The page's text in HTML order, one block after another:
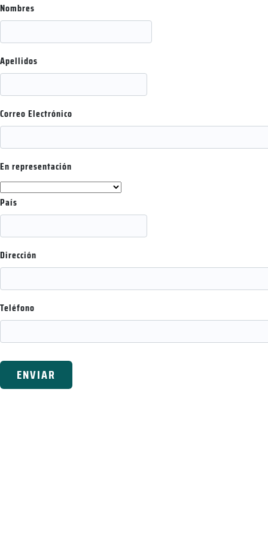
Nombres
Apellidos
Correo Electrónico
En representación
País
Dirección
Teléfono
ENVIAR